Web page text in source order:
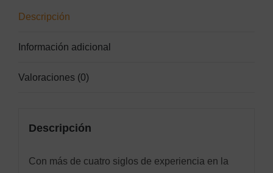
Descripción
Información adicional
Valoraciones (0)
Descripción
Con más de cuatro siglos de experiencia en la